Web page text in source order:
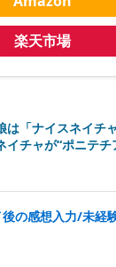
楽天市場
は「ナイスネイチ
イチャが“ポニテチ
の感想入力/未経